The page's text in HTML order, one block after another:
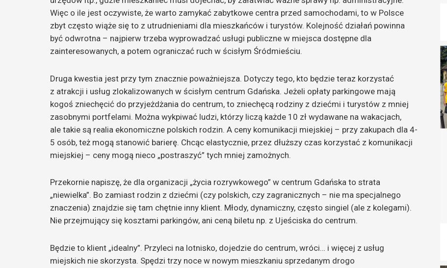
Więc o ile jest oczywiste, że warto zamykać zabytkowe centra przed samochodami, to w Polsce
zbyt często wiąże się to z utrudnieniami dla mieszkańców i turystów. Kolejność działań powinna
być odwrotna – najpierw trzeba wyprowadzać usługi publiczne w miejsca dostępne dla
zainteresowanych, a potem ograniczać ruch w ścisłym Śródmieściu.
Druga kwestia jest przy tym znacznie poważniejsza. Dotyczy tego, kto będzie teraz korzystać
z atrakcji i usług zlokalizowanych w ścisłym centrum Gdańska. Jeżeli opłaty parkingowe mają
kogoś zniechęcić do przyjeżdżania do centrum, to zniechęcą rodziny z dziećmi i turystów z mniej
zasobnymi portfelami. Można wykpiwać ludzi, którzy liczą każde 10 zł wydawane na wakacjach,
ale takie są realia ekonomiczne polskich rodzin. A ceny komunikacji miejskiej – przy zakupach dla 4-
5 osób, też mogą stanowić barierę. Chcąc elastycznie, przez dłuższy czas korzystać z komunikacji
miejskiej – ceny mogą nieco „postraszyć” tych mniej zamożnych.
Przekornie napiszę, że dla organizacji „życia rozrywkowego” w centrum Gdańska to strata
„niewielka”. Bo zamiast rodzin z dziećmi (czy polskich, czy zagranicznych – nie ma specjalnego
znaczenia) znajdzie się tam chętnie inny klient. Młody, dynamiczny, często singiel (ale z kolegami).
Nie przejmujący się kosztami parkingów, ani ceną biletu np. z Ujeściska do centrum.
Będzie to klient „idealny”. Przyleci na lotnisko, dojedzie do centrum, wróci… i więcej z usług
miejskich nie skorzysta. Spędzi trzy noce w nowym mieszkaniu sprzedanym drogo